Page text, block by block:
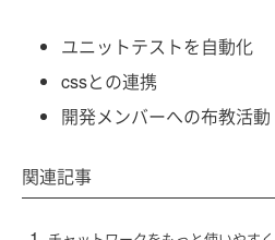
ユニットテストを自動化
cssとの連携
開発メンバーへの布教活動
関連記事